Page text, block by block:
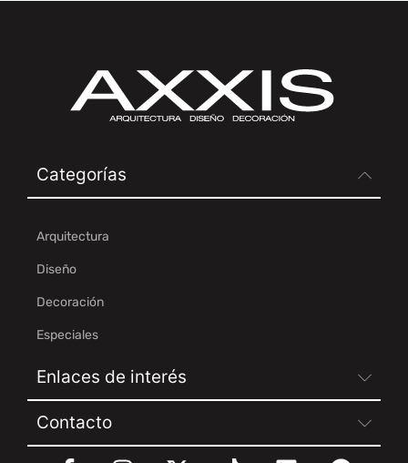
Categorías
Arquitectura
Diseño
Decoración
Especiales
Enlaces de interés
Contacto